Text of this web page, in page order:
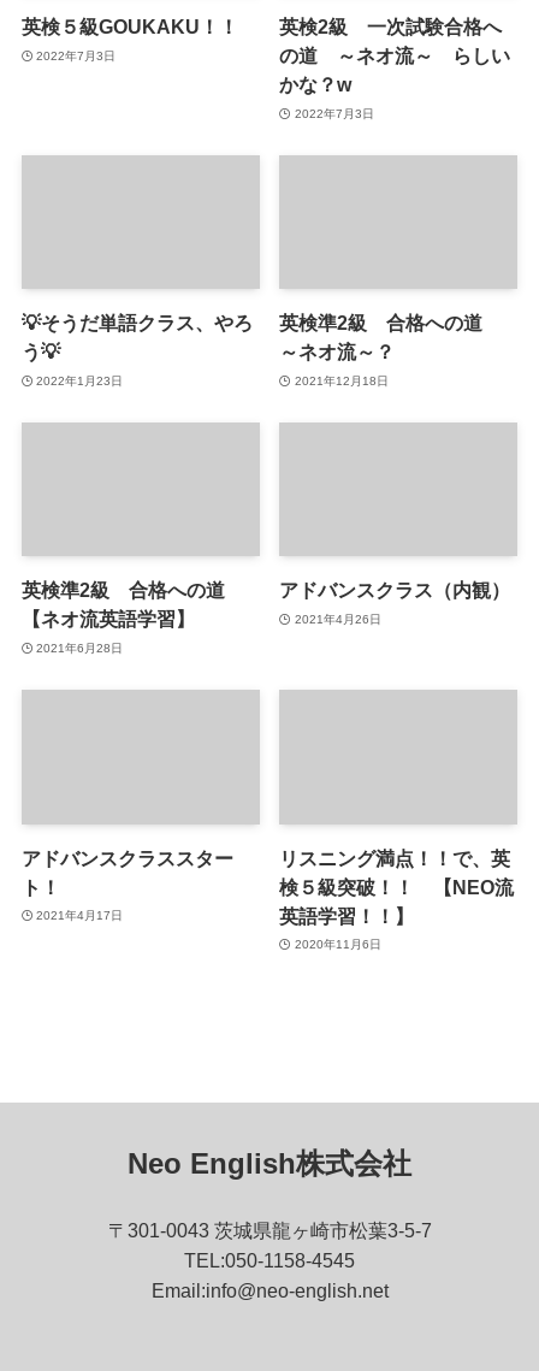
英検５級GOUKAKU！！
2022年7月3日
英検2級 一次試験合格へ
の道 ～ネオ流～ らしい
かな？w
2022年7月3日
💡そうだ単語クラス、やろ
う💡
2022年1月23日
英検準2級 合格への道
～ネオ流～？
2021年12月18日
英検準2級 合格への道
【ネオ流英語学習】
2021年6月28日
アドバンスクラス（内観）
2021年4月26日
アドバンスクラススター
ト！
2021年4月17日
リスニング満点！！で、英
検５級突破！！ 【NEO流
英語学習！！】
2020年11月6日
Neo English株式会社
〒301-0043 茨城県龍ヶ崎市松葉3-5-7
TEL:050-1158-4545
Email:info@neo-english.net